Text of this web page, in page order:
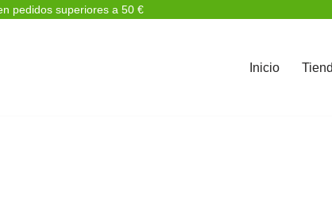
pedidos superiores a 50 €
Inicio